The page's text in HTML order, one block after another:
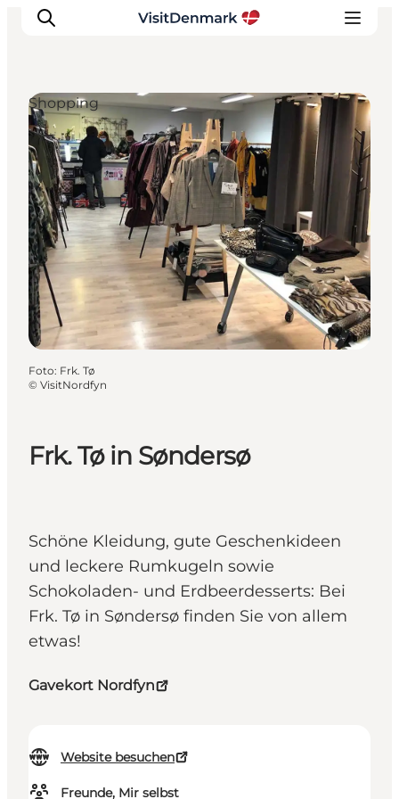
Inspiration
Regionen
Erlebnisse
Unterkünfte
Reiseplanung
Frk. Tø in Søndersø
Schöne Kleidung, gute Geschenkideen
und leckere Rumkugeln sowie
Schokoladen- und Erdbeerdesserts: Bei
Frk. Tø in Søndersø finden Sie von allem
etwas!
Gavekort Nordfyn
Website besuchen
Freunde, Mir selbst
Shopping
Foto: Frk. Tø
© VisitNordfyn